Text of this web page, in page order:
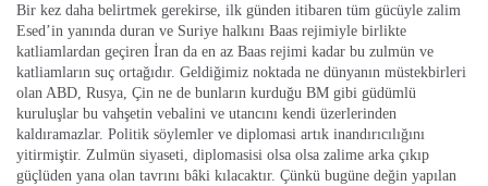
Bir kez daha belirtmek gerekirse, ilk günden itibaren tüm gücüyle zalim
Esed’in yanında duran ve Suriye halkını Baas rejimiyle birlikte
katliamlardan geçiren İran da en az Baas rejimi kadar bu zulmün ve
katliamların suç ortağıdır. Geldiğimiz noktada ne dünyanın müstekbirleri
olan ABD, Rusya, Çin ne de bunların kurduğu BM gibi güdümlü
kuruluşlar bu vahşetin vebalini ve utancını kendi üzerlerinden
kaldıramazlar. Politik söylemler ve diplomasi artık inandırıcılığını
yitirmiştir. Zulmün siyaseti, diplomasisi olsa olsa zalime arka çıkıp
güçlüden yana olan tavrını bâki kılacaktır. Çünkü bugüne değin yapılan